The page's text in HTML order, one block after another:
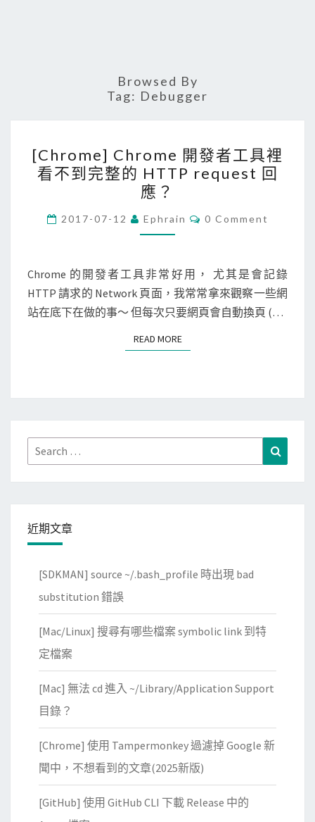
Browsed By
Tag: Debugger
C
h
o
m
]
C
h
o
工
具
裡
完
的
H
T
P
e
q
u
e
s
[Chrome] Chrome 開發者工具裡
看不到完整的 HTTP request 回
應？
2017-07-12 Ephrain
C
N
S
0 Comment
Chrome 的開發者工具非常好用， 尤其是會記錄
HTTP 請求的 Network 頁面，我常常拿來觀察一些網
站在底下在做的事～ 但每次只要網頁會自動換頁 (…
READ MOREREAD MORE
Search
for:
近期文章
[SDKMAN] source ~/.bash_profile 時出現 bad
substitution 錯誤
[Mac/Linux] 搜尋有哪些檔案 symbolic link 到特
定檔案
[Mac] 無法 cd 進入 ~/Library/Application Support
目錄？
[Chrome] 使用 Tampermonkey 過濾掉 Google 新
聞中，不想看到的文章(2025新版)
[GitHub] 使用 GitHub CLI 下載 Release 中的